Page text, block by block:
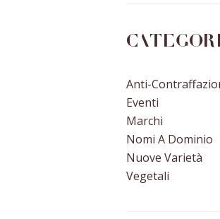
Anti-
Eventi
Marchi
Nomi A Dominio
Nuove Varietà
Vegetali